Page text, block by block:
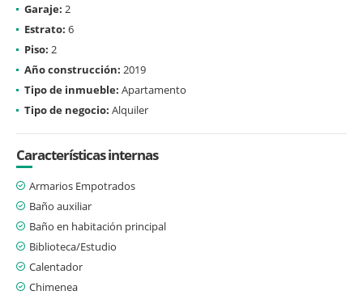
Garaje: 2
Estrato: 6
Piso: 2
Año construcción: 2019
Tipo de inmueble: Apartamento
Tipo de negocio: Alquiler
Características internas
Armarios Empotrados
Baño auxiliar
Baño en habitación principal
Biblioteca/Estudio
Calentador
Chimenea